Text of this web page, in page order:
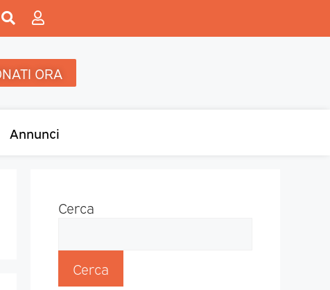
ORA
Annunci
Cerca
Cerca